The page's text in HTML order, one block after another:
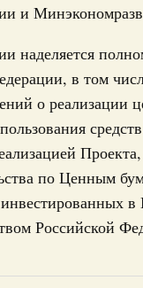
и
наделяется
в том
о реализации
по Ценным
Российской
р и распоряжение от
июля, четверг
временный
утвердило
№953, №954